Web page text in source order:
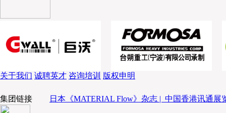
关于我们 诚聘英才 咨询培训 版权申明
集团链接 日本《MATERIAL Flow》杂志 | 中国香港讯通展